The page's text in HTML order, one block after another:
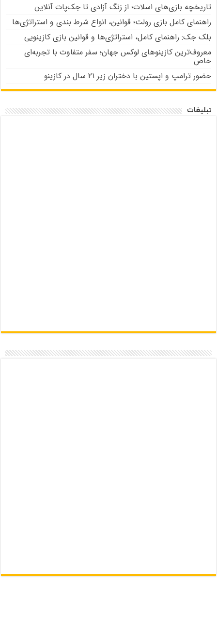
تاریخچه بازی‌های اسلات؛ از زنگ آزادی تا جک‌پات‌ آنلاین
راهنمای کامل بازی رولت؛ قوانین، انواع شرط بندی و استراتژی‌ها
بلک جک: راهنمای کامل، استراتژی‌ها و قوانین بازی کازینویی
معروف‌ترین کازینوهای لوکس جهان؛ سفر متفاوت با تجربه‌ای
خاص
حضور ترامپ و اپستین با دختران زیر ۲۱ سال در کازینو
تبلیغات